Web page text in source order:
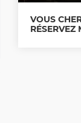
VOUS